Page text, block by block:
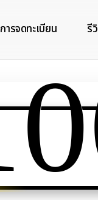
ารจดทะเบียน รี